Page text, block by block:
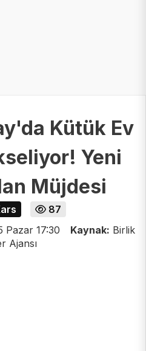
Kütük Ev
Yeni
Müjdesi
87
Pazar 17:30 Kaynak: Birlik
Ajansı